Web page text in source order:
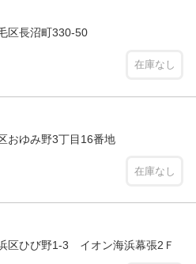
区長沼町330-50
在庫なし
おゆみ野3丁目16番地
在庫なし
区ひび野1-3 イオン海浜幕張2Ｆ